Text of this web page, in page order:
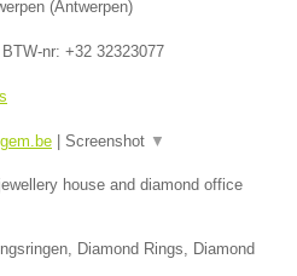
(Antwerpen)
nr: +32 32323077
Screenshot ▼
house and diamond office
Diamond Rings, Diamond